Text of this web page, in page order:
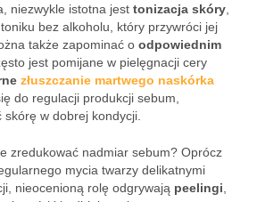
niezwykle istotna jest tonizacja skóry
bez alkoholu, który przywróci jej
także zapominać o odpowiednim
jest pomijane w pielęgnacji cery
złuszczanie martwego naskórka
do regulacji produkcji sebum,
w dobrej kondycji.
zredukować nadmiar sebum? Oprócz
mycia twarzy delikatnymi
nieocenioną rolę odgrywają peelingi